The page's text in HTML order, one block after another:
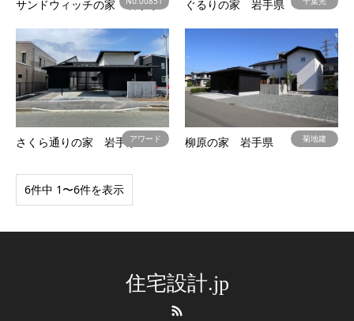
サンドウィッチの家 岩手県 ぐるりの家 岩手県
さくら通りの家 岩手県アワード 柳原の家 岩手県 菊地建
6件中 1〜6件を表示
住宅設計.jp